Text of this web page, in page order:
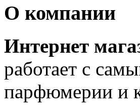
О компании
Интернет
работает с
парфюмерии и